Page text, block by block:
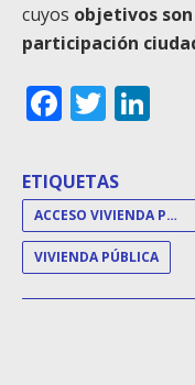
cuyos objetivos
participación
Facebook
ETIQUETAS
ACCESO VIVIENDA PÚBLICA
VIVIENDA PÚBLICA